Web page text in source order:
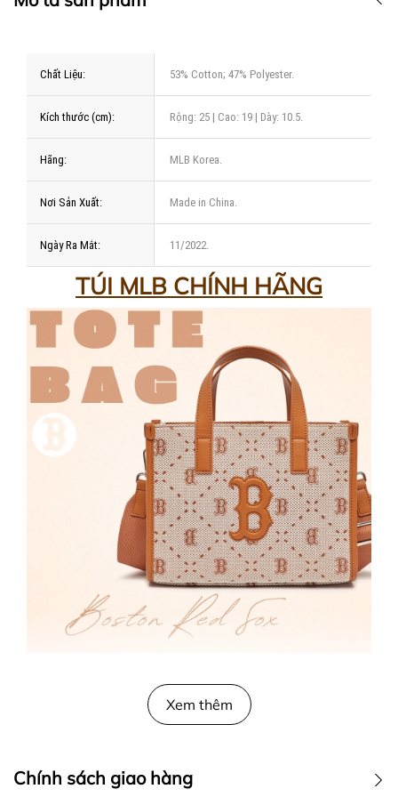
Chất Liệu: 53% Cotton; 47% Polyester.
Kích thước (cm): Rộng: 25 | Cao: 19 | Dày: 10.5.
Hãng: MLB Korea.
Nơi Sản Xuất: Made in China.
Ngày Ra Mắt: 11/2022.
TÚI MLB CHÍNH HÃNG
Sự Duyên Dáng Ẩn Mình Trong Vẻ Đẹp Của
Túi Thời Trang MLB
hợp giữa những đường nét mới mẻ, pha lẫn chút gì
Xem thêm
Chính sách giao hàng